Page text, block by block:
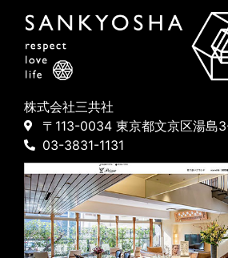
株式会社三共社
〒113-0034 東京都文京区湯島
03-3831-1131